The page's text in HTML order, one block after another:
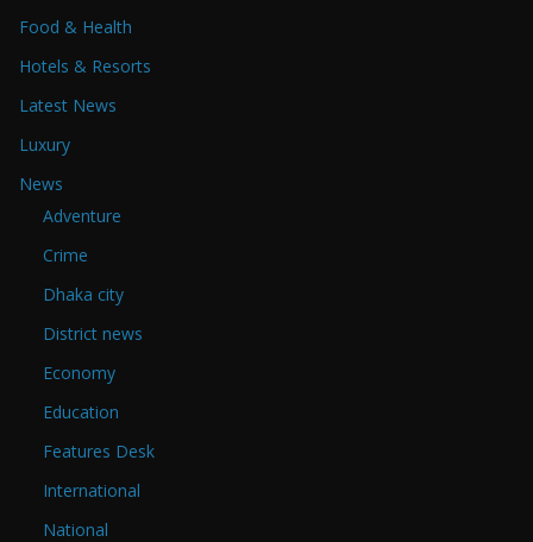
Food & Health
Hotels & Resorts
Latest News
Luxury
News
Adventure
Crime
Dhaka city
District news
Economy
Education
Features Desk
International
National